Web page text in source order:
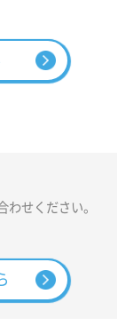
わせください。